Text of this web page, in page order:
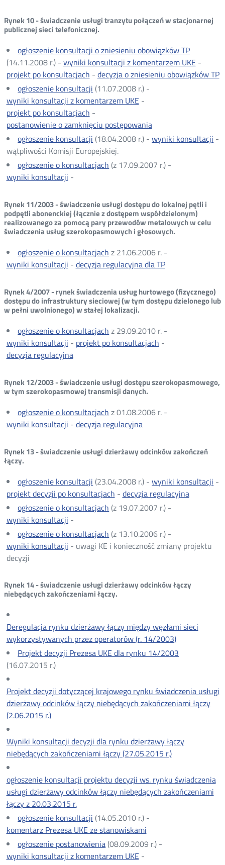
Rynek 10 - świadczenie usługi tranzytu połączeń w stacjonarnej
publicznej sieci telefonicznej.
ogłoszenie konsultacji o zniesieniu obowiązków TP
(14.11.2008 r.) - wyniki konsultacji z komentarzem UKE -
projekt po konsultacjach - decyzja o zniesieniu obowiązków TP
ogłoszenie konsultacji (11.07.2008 r.) -
wyniki konsultacji z komentarzem UKE -
projekt po konsultacjach -
postanowienie o zamknięciu postępowania
ogłoszenie konsultacji (18.04.2008 r.) -wyniki konsultacji -
wątpliwości Komisji Europejskiej.
ogłoszenie o konsultacjach (z 17.09.2007 r.) -
wyniki konsultacji -
Rynek 11/2003 - świadczenie usługi dostępu do lokalnej pętli i
podpętli abonenckiej (łącznie z dostępem współdzielonym)
realizowanego za pomocą pary przewodów metalowych w celu
świadczenia usług szerokopasmowych i głosowych.
ogłoszenie o konsultacjach z 21.06.2006 r. -
wyniki konsultacji - decyzja regulacyjna dla TP
Rynek 4/2007 - rynek świadczenia usług hurtowego (fizycznego)
dostępu do infrastruktury sieciowej (w tym dostępu dzielonego lub
w pełni uwolnionego) w stałej lokalizacji.
ogłoszenie o konsultacjach z 29.09.2010 r. -
wyniki konsultacji - projekt po konsultacjach -
decyzja regulacyjna
Rynek 12/2003 - świadczenie usługi dostępu szerokopasmowego,
w tym szerokopasmowej transmisji danych.
ogłoszenie o konsultacjach z 01.08.2006 r. -
wyniki konsultacji - decyzja regulacyjna
Rynek 13 - świadczenie usługi dzierżawy odcinków zakończeń
łączy.
ogłoszenie konsultacji (23.04.2008 r.) -wyniki konsultacji -
projekt decyzji po konsultacjach - decyzja regulacyjna
ogłoszenie o konsultacjach (z 19.07.2007 r.) -
wyniki konsultacji -
ogłoszenie o konsultacjach (z 13.10.2006 r.) -
wyniki konsultacji - uwagi KE i konieczność zmiany projektu
decyzji
Rynek 14 - świadczenie usługi dzierżawy odcinków łączy
niebędących zakończeniami łączy.
Deregulacja rynku dzierżawy łączy między węzłami sieci
wykorzystywanych przez operatorów (r. 14/2003)
Projekt decyzji Prezesa UKE dla rynku 14/2003
(16.07.2015 r.)
Projekt decyzji dotyczącej krajowego rynku świadczenia usługi
dzierżawy odcinków łączy niebędących zakończeniami łączy
(2.06.2015 r.)
Wyniki konsultacji decyzji dla rynku dzierżawy łączy
niebędących zakończeniami łączy (27.05.2015 r.)
ogłoszenie konsultacji projektu decyzji ws. rynku świadczenia
usługi dzierżawy odcinków łączy niebędących zakończeniami
łączy z 20.03.2015 r.
ogłoszenie konsultacji (14.05.2010 r.) -
komentarz Prezesa UKE ze stanowiskami
ogłoszenie postanowienia(08.09.2009 r.) -
wyniki konsultacji z komentarzem UKE -